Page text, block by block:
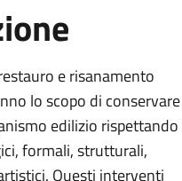
e risanamento
lo scopo di
edilizio
formali, strutturali,
Questi interventi